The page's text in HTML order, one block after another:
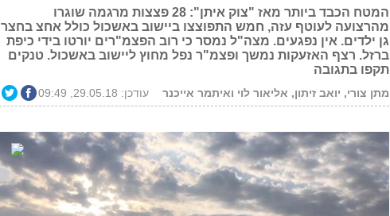
המטח הכבד ביותר מאז "צוק איתן": 28 פצצות מרגמה שוגרו
מהרצועה לעוטף עזה, חמש התפוצצו ביישוב באשכול כולל אחצ בחצר
גן ילדים. אין נפגעים. מצה"ל נמסר כי רוב הפצמ"רים יורטו בידי כיפת
ברזל. רצף האזעקות נמשך ופצמ"ר נפל מחוץ ליישוב באשכול. טנקים
תקפו בתגובה
מתן צורי, יואב זיתון, אליאור לוי ואיתמר אייכנר עודכן: 29.05.18, 09:49